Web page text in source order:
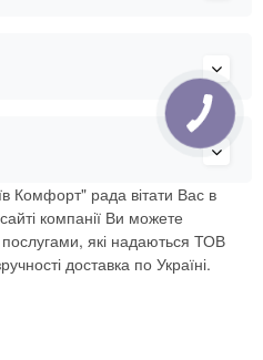
Комфорт" рада вітати Вас в
компанії Ви можете
які надаються ТОВ
доставка по Україні.